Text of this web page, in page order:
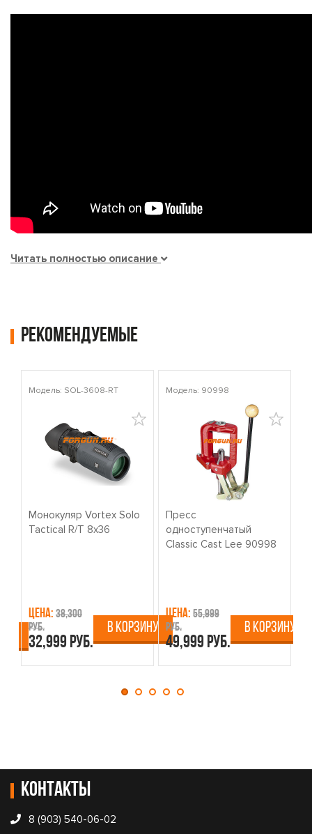
Читать полностью описание
Рекомендуемые
Модель: SOL-3608-RT
Монокуляр Vortex Solo
Tactical R/T 8x36
Цена: 38,300
руб.
32,999 руб.
В КОРЗИНУ
Модель: 90998
Пресс
одноступенчатый
Classic Cast Lee 90998
Цена: 55,999
руб.
49,999 руб.
В КОРЗИНУ
Контакты
8 (903) 540-06-02